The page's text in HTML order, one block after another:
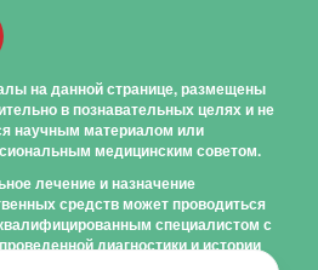
на данной странице, размещены
в познавательных целях и не
научным материалом или
медицинским советом.
лечение и назначение
средств может проводиться
специалистом с
диагностики и истории